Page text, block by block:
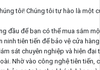
tôi! Chúng tôi tự hào là một
đầu để bạn có thể mua sắm
tiên tiến để bảo vệ cửa
sát chuyên nghiệp và hiện
Nhờ vào công nghệ tiên tiến,